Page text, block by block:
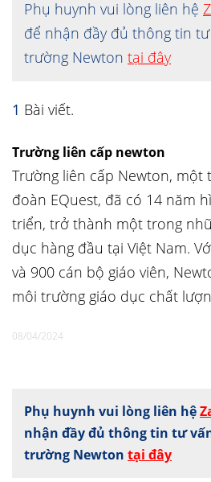
Phụ huynh vui lòng liên hệ
để nhận đầy đủ thông tin
trường Newton tại đây
1 Bài viết.
Trường liên cấp newton
Trường liên cấp Newton, một
đoàn EQuest, đã có 14 năm
triển, trở thành một trong
dục hàng đầu tại Việt Nam.
và 900 cán bộ giáo viên,
môi trường giáo dục chất
08/04/2024
Phụ huynh vui lòng liên hệ
nhận đầy đủ thông tin tư
trường Newton tại đây